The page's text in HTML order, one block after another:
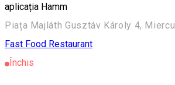
aplicația Hamm
Fast Food Restaurant
Închis